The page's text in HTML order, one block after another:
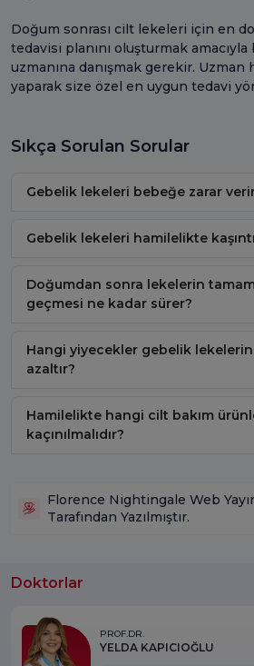
Doğum sonrası cilt lekeleri için en
tedavisi planını oluşturmak
uzmanına danışmak gerekir.
yaparak size özel en uygun tedavi
Sıkça Sorulan Sorular
Gebelik lekeleri bebeğe zarar
Gebelik lekeleri hamilelikte
Doğumdan sonra lekelerin
geçmesi ne kadar sürer?
Hangi yiyecekler gebelik lekelerini
azaltır?
Hamilelikte hangi cilt bakım
kaçınılmalıdır?
Florence Nightingale Web
Tarafından Yazılmıştır.
Doktorlar
PROF.DR.
YELDA KAPICIOĞLU